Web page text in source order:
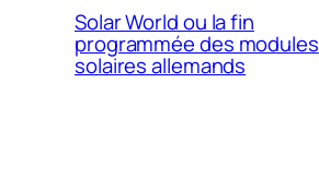
Solar World ou la fin
programmée des modules
solaires allemands